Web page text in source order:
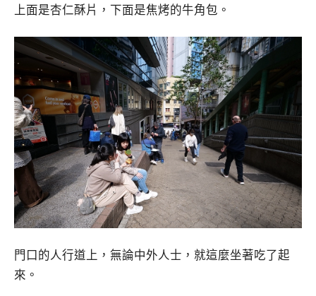
上面是杏仁酥片，下面是焦烤的牛角包。
門口的人行道上，無論中外人士，就這麼坐著吃了起
來。